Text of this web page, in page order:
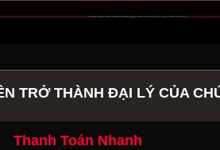
TRỞ THÀNH ĐẠI LÝ CỦA
Thanh Toán Nhanh